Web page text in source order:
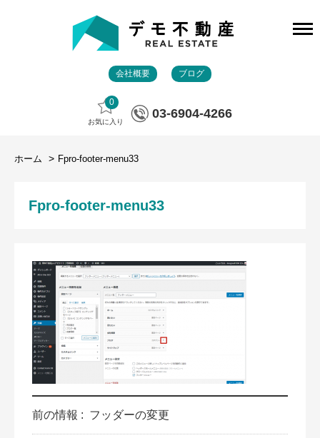
会社概要 ブログ
0
お気に入り
03-6904-4266
ホーム Fpro-footer-menu33
Fpro-footer-menu33
前の情報 : フッダーの変更